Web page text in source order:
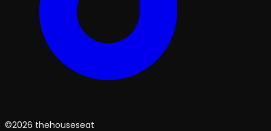
©2026 thehouseseat